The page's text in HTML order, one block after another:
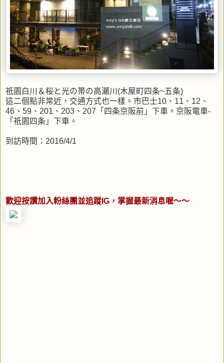
祇園白川＆桜と光の帯の高瀨川(木屋町四条~五条)
這二個點非常近，交通方式也一樣。市巴士10、11、12、
46、59、201、203、207「四条京阪前」下車。京阪電車-
「祇園四条」下車。
到訪時間：2016/4/1
歡迎按讚加入粉絲團並追蹤IG，掌握最新消息喔～～